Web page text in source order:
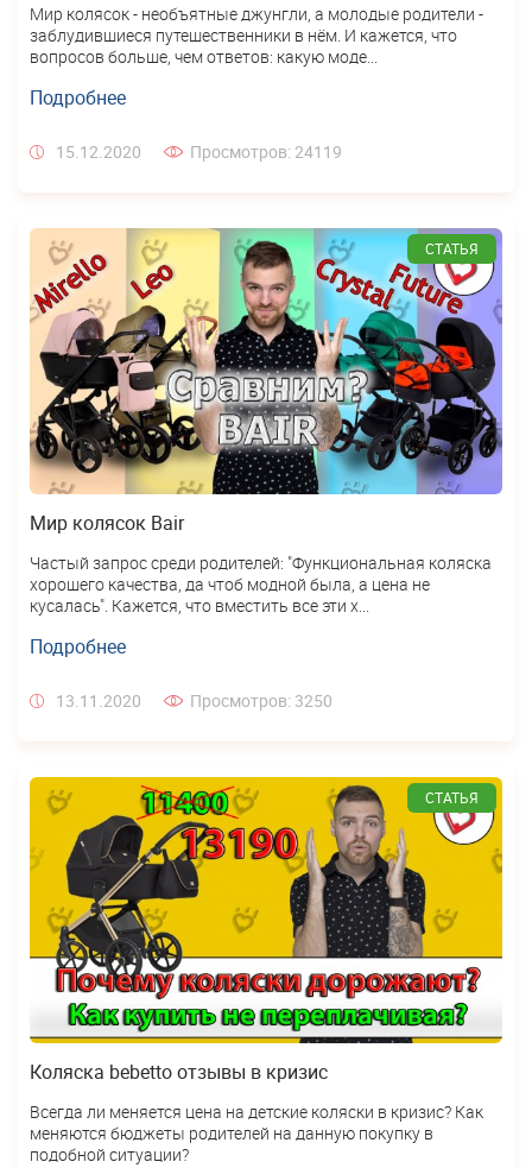
Мир колясок - необъятные джунгли, а молодые родители -
заблудившиеся путешественники в нём. И кажется, что
вопросов больше, чем ответов: какую моде...
Подробнее
15.12.2020 Просмотров: 24119
СТАТЬЯ
Мир колясок Bair
Частый запрос среди родителей: "Функциональная коляска
хорошего качества, да чтоб модной была, а цена не
кусалась". Кажется, что вместить все эти х...
Подробнее
13.11.2020 Просмотров: 3250
СТАТЬЯ
Коляска bebetto отзывы в кризис
Всегда ли меняется цена на детские коляски в кризис? Как
меняются бюджеты родителей на данную покупку в
подобной ситуации?